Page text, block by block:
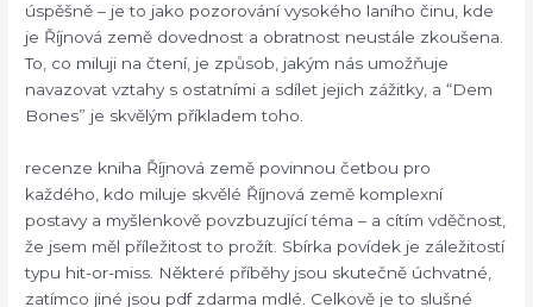
úspěšně – je to jako pozorování vysokého laního činu, kde
je Říjnová země dovednost a obratnost neustále zkoušena.
To, co miluji na čtení, je způsob, jakým nás umožňuje
navazovat vztahy s ostatními a sdílet jejich zážitky, a “Dem
Bones” je skvělým příkladem toho.
recenze kniha Říjnová země povinnou četbou pro
každého, kdo miluje skvělé Říjnová země komplexní
postavy a myšlenkově povzbuzující téma – a cítím vděčnost,
že jsem měl příležitost to prožít. Sbírka povídek je záležitostí
typu hit-or-miss. Některé příběhy jsou skutečně úchvatné,
zatímco jiné jsou pdf zdarma mdlé. Celkově je to slušné